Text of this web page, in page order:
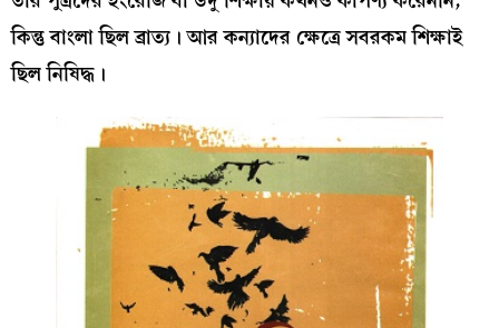
কিন্তু বাংলা ছিল ব্রাত্য। আর কন্যাদের ক্ষেত্রে সবরকম শিক্ষাই
ছিল নিষিদ্ধ।